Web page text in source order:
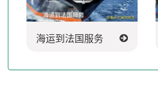
海运到法国服务